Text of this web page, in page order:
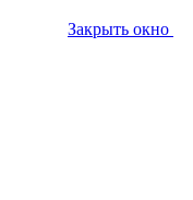
Закрыть окно